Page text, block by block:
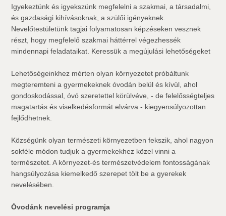
Igyekeztünk és igyekszünk megfelelni a szakmai, a társadalmi,
és gazdasági kihívásoknak, a szülői igényeknek.
Nevelőtestületünk tagjai folyamatosan képzéseken vesznek
részt, hogy megfelelő szakmai háttérrel végezhessék
mindennapi feladataikat. Keressük a megújulási lehetőségeket
Lehetőségeinkhez mérten olyan környezetet próbáltunk
megteremteni a gyermekeknek óvodán belül és kívül, ahol
gondoskodással, óvó szeretettel körülvéve, - de felelősségteljes
magatartás és viselkedésformát elvárva - kiegyensúlyozottan
fejlődhetnek.
Községünk olyan természeti környezetben fekszik, ahol nagyon
sokféle módon tudjuk a gyermekekhez közel vinni a
természetet. A környezet-és természetvédelem fontosságának
hangsúlyozása kiemelkedő szerepet tölt be a gyerekek
nevelésében.
Óvodánk nevelési programja